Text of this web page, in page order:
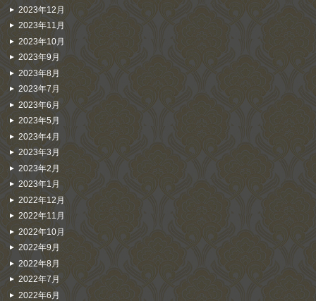
2023年12月
2023年11月
2023年10月
2023年9月
2023年8月
2023年7月
2023年6月
2023年5月
2023年4月
2023年3月
2023年2月
2023年1月
2022年12月
2022年11月
2022年10月
2022年9月
2022年8月
2022年7月
2022年6月